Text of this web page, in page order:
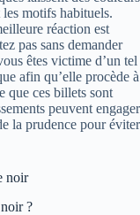
motifs habituels.
réaction est
pas sans demander
êtes victime d’un tel
afin qu’elle procède à
que ces billets sont
peuvent engager
la prudence pour éviter
noir
?